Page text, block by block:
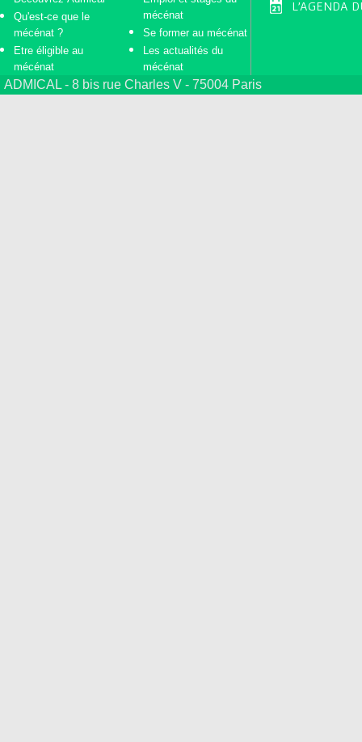
Qu'est-ce que le
mécénat ?
Etre éligible au
mécénat
mécénat
Se former au mécénat
Les actualités du
mécénat
L'AGENDA
ADMICAL - 8 bis rue Charles V - 75004 Paris